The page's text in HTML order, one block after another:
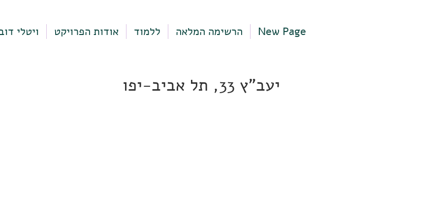
ויטלי אודות הפרויקט ללמוד הרשימה המלאה New Page
יעב"ץ 33, תל אביב-יפו